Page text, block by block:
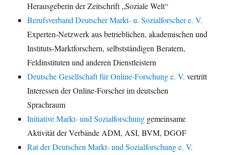
Herausgeberin der Zeitschrift „Soziale Welt“
Berufsverband Deutscher Markt- u. Sozialforscher e. V.
Experten-Netzwerk aus betrieblichen, akademischen und
Instituts-Marktforschern, selbstständigen Beratern,
Feldinstituten und anderen Dienstleistern
Deutsche Gesellschaft für Online-Forschung e. V. vertritt
Interessen der Online-Forscher im deutschen
Sprachraum
Initiative Markt- und Sozialforschung gemeinsame
Aktivität der Verbände ADM, ASI, BVM, DGOF
Rat der Deutschen Markt- und Sozialforschung e. V.